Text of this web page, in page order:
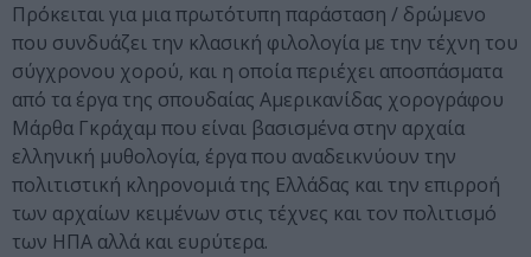
Πρόκειται για μια πρωτότυπη παράσταση / δρώμενο
που συνδυάζει την κλασική φιλολογία με την τέχνη του
σύγχρονου χορού, και η οποία περιέχει αποσπάσματα
από τα έργα της σπουδαίας Αμερικανίδας χορογράφου
Μάρθα Γκράχαμ που είναι βασισμένα στην αρχαία
ελληνική μυθολογία, έργα που αναδεικνύουν την
πολιτιστική κληρονομιά της Ελλάδας και την επιρροή
των αρχαίων κειμένων στις τέχνες και τον πολιτισμό
των ΗΠΑ αλλά και ευρύτερα.